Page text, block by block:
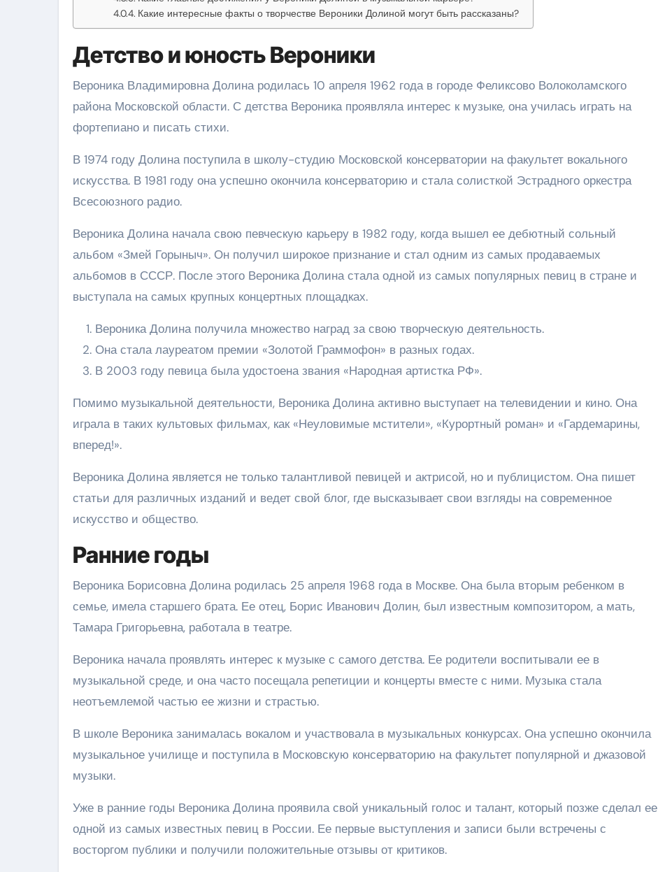
Какие интересные факты о творчестве Вероники Долиной могут быть рассказаны?
Детство и юность Вероники
Вероника Владимировна Долина родилась 10 апреля 1962 года в городе Феликсово Волоколамского
района Московской области. С детства Вероника проявляла интерес к музыке, она училась играть на
фортепиано и писать стихи.
В 1974 году Долина поступила в школу-студию Московской консерватории на факультет вокального
искусства. В 1981 году она успешно окончила консерваторию и стала солисткой Эстрадного оркестра
Всесоюзного радио.
Вероника Долина начала свою певческую карьеру в 1982 году, когда вышел ее дебютный сольный
альбом «Змей Горыныч». Он получил широкое признание и стал одним из самых продаваемых
альбомов в СССР. После этого Вероника Долина стала одной из самых популярных певиц в стране и
выступала на самых крупных концертных площадках.
Вероника Долина получила множество наград за свою творческую деятельность.
Она стала лауреатом премии «Золотой Граммофон» в разных годах.
В 2003 году певица была удостоена звания «Народная артистка РФ».
Помимо музыкальной деятельности, Вероника Долина активно выступает на телевидении и кино. Она
играла в таких культовых фильмах, как «Неуловимые мстители», «Курортный роман» и «Гардемарины,
вперед!».
Вероника Долина является не только талантливой певицей и актрисой, но и публицистом. Она пишет
статьи для различных изданий и ведет свой блог, где высказывает свои взгляды на современное
искусство и общество.
Ранние годы
Вероника Борисовна Долина родилась 25 апреля 1968 года в Москве. Она была вторым ребенком в
семье, имела старшего брата. Ее отец, Борис Иванович Долин, был известным композитором, а мать,
Тамара Григорьевна, работала в театре.
Вероника начала проявлять интерес к музыке с самого детства. Ее родители воспитывали ее в
музыкальной среде, и она часто посещала репетиции и концерты вместе с ними. Музыка стала
неотъемлемой частью ее жизни и страстью.
В школе Вероника занималась вокалом и участвовала в музыкальных конкурсах. Она успешно окончила
музыкальное училище и поступила в Московскую консерваторию на факультет популярной и джазовой
музыки.
Уже в ранние годы Вероника Долина проявила свой уникальный голос и талант, который позже сделал ее
одной из самых известных певиц в России. Ее первые выступления и записи были встречены с
восторгом публики и получили положительные отзывы от критиков.